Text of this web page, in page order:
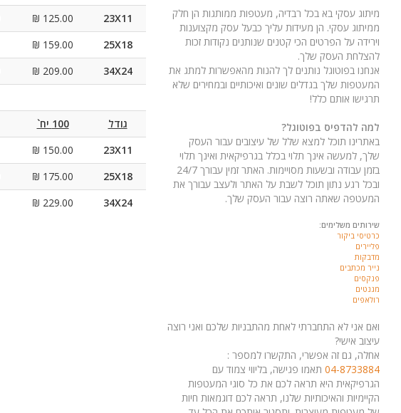
מיתוג עסקי בא בכל רבדיה, מעטפות ממותגות הן חלק
ממיתוג עסקי. הן מעידות עליך כבעל עסק מקצוענות
וירידה על הפרטים הכי קטנים שנותנים נקודות זכות
להצלחת העסק שלך.
אנחנו בפוטוגל נותנים לך להנות מהאפשרות למתג את
המעטפות שלך בגדלים שונים ואיכותיים ובמחירים שלא
תרגישו אותם כלל!
למה להדפיס בפוטוגל?
באתרינו תוכל למצא שלל של עיצובים עבור העסק
שלך, למעשה אינך תלוי בכלל בגרפיקאית ואינך תלוי
בזמן עבודה ובשעות מסויימות. האתר זמין עבורך 24/7
ובכל רגע נתון תוכל לשבת על האתר ולעצב עבורך את
המעטפה שאתה רוצה עבור העסק שלך.
שירותים משלימים:
כרטיסי ביקור
פליירים
מדבקות
נייר מכתבים
פנקסים
מגנטים
רולאפים
ואם אני לא התחברתי לאחת מהתבניות שלכם ואני רוצה
עיצוב אישי?
אחלה, גם זה אפשרי, התקשרו למספר :
04-8733884 תאמו פגישה, בליווי צמוד עם
הגרפיקאית היא תראה לכם את כל סוגי המעטפות
הקיימיות והאיכותיות שלנו, תראה לכם דוגמאות חיות
23X11
125.00 ₪
25X18
159.00 ₪
34X24
209.00 ₪
גודל
100 יח`
23X11
150.00 ₪
25X18
175.00 ₪
34X24
229.00 ₪